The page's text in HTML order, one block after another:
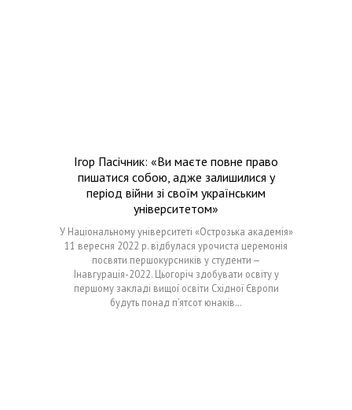
Ігор Пасічник: «Ви маєте повне право
пишатися собою, адже залишилися у
період війни зі своїм українським
університетом»
У Національному університеті «Острозька академія»
11 вересня 2022 р. відбулася урочиста церемонія
посвяти першокурсників у студенти —
Інавгурація-2022. Цьогоріч здобувати освіту у
першому закладі вищої освіти Східної Європи
будуть понад п’ятсот юнаків…